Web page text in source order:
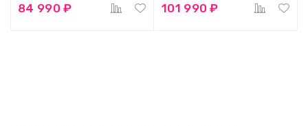
84 990 ₽ 101 990 ₽